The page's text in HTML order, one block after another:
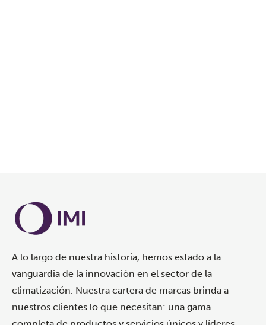
A lo largo de nuestra historia, hemos estado a la
vanguardia de la innovación en el sector de la
climatización. Nuestra cartera de marcas brinda a
nuestros clientes lo que necesitan: una gama